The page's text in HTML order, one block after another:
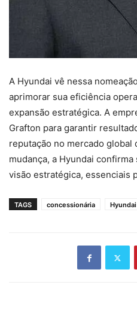
A Hyundai vê nessa
aprimorar sua eficiência
expansão estratégica. A
Grafton para garantir
reputação no mercado global
mudança, a Hyundai
visão estratégica, essenciais
TAGS concessionária Hyundai